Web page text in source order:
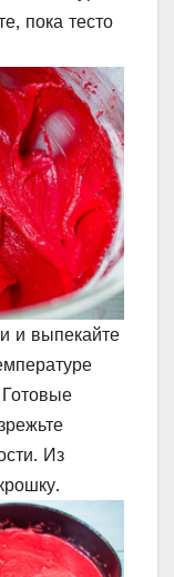
пока тесто
и выпекайте
Из